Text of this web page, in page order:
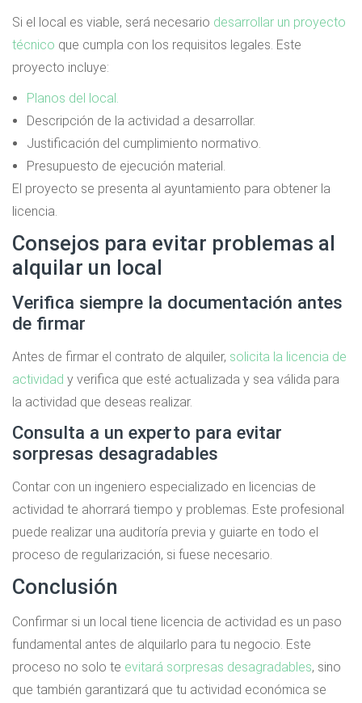
Si el local es viable, será necesario desarrollar un proyecto
técnico que cumpla con los requisitos legales. Este
proyecto incluye:
Planos del local.
Descripción de la actividad a desarrollar.
Justificación del cumplimiento normativo.
Presupuesto de ejecución material.
El proyecto se presenta al ayuntamiento para obtener la
licencia.
Consejos para evitar problemas al
alquilar un local
Verifica siempre la documentación antes
de firmar
Antes de firmar el contrato de alquiler, solicita la licencia de
actividad y verifica que esté actualizada y sea válida para
la actividad que deseas realizar.
Consulta a un experto para evitar
sorpresas desagradables
Contar con un ingeniero especializado en licencias de
actividad te ahorrará tiempo y problemas. Este profesional
puede realizar una auditoría previa y guiarte en todo el
proceso de regularización, si fuese necesario.
Conclusión
Confirmar si un local tiene licencia de actividad es un paso
fundamental antes de alquilarlo para tu negocio. Este
proceso no solo te evitará sorpresas desagradables, sino
que también garantizará que tu actividad económica se